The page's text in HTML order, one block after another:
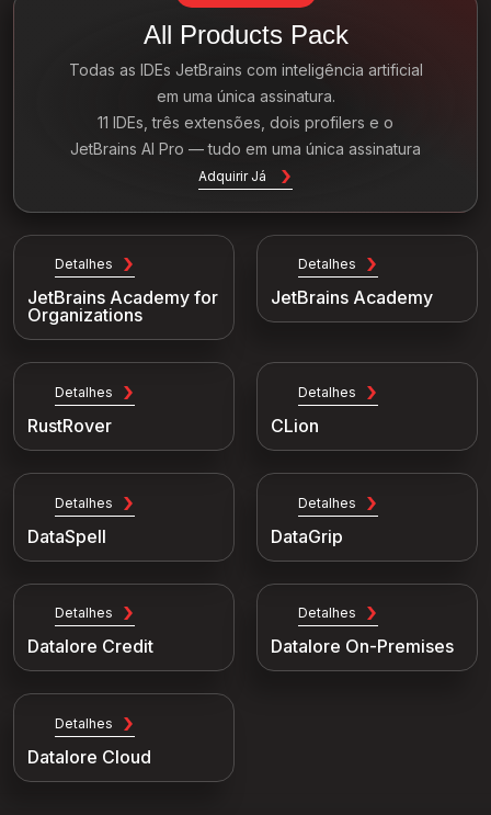
All Products Pack
Todas as IDEs JetBrains com inteligência artificial
em uma única assinatura.
11 IDEs, três extensões, dois profilers e o
JetBrains AI Pro — tudo em uma única assinatura
Adquirir Já
Detalhes
JetBrains Academy for
Organizations
Detalhes
JetBrains Academy
Detalhes
RustRover
Detalhes
CLion
Detalhes
DataSpell
Detalhes
DataGrip
Detalhes
Datalore Credit
Detalhes
Datalore On-Premises
Detalhes
Datalore Cloud